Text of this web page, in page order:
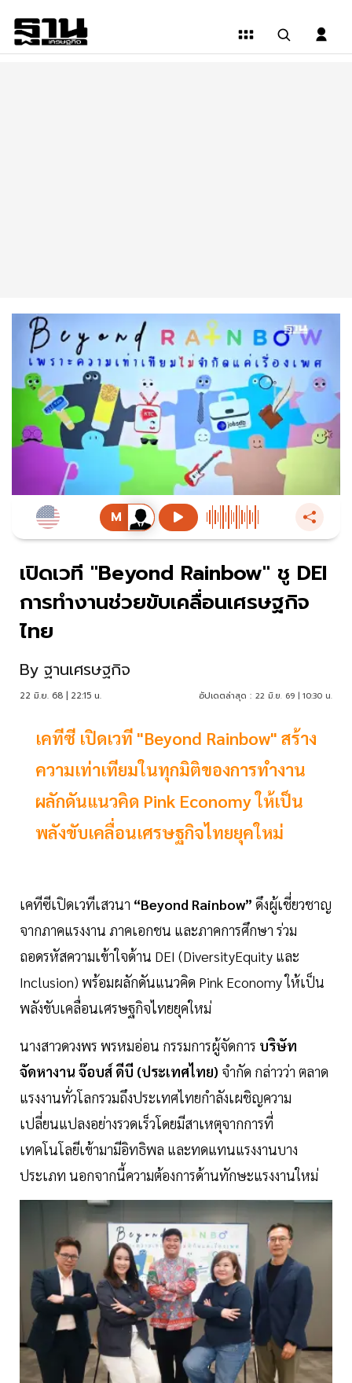
เปิดเวที "Beyond Rainbow" ชู DEI
การทำงานช่วยขับเคลื่อนเศรษฐกิจ
ไทย
By ฐานเศรษฐกิจ
22 มิ.ย. 68 | 22:15 น. อัปเดตล่าสุด : 22 มิ.ย. 69 | 10:30 น.
เคทีซี เปิดเวที "Beyond Rainbow" สร้าง
ความเท่าเทียมในทุกมิติของการทำงาน
ผลักดันแนวคิด Pink Economy ให้เป็น
พลังขับเคลื่อนเศรษฐกิจไทยยุคใหม่
เคทีซีเปิดเวทีเสวนา “Beyond Rainbow” ดึงผู้เชี่ยวชาญ
จากภาคแรงงาน ภาคเอกชน และภาคการศึกษา ร่วม
ถอดรหัสความเข้าใจด้าน DEI (DiversityEquity และ
Inclusion) พร้อมผลักดันแนวคิด Pink Economy ให้เป็น
พลังขับเคลื่อนเศรษฐกิจไทยยุคใหม่
นางสาวดวงพร พรหมอ่อน กรรมการผู้จัดการ บริษัท
จัดหางาน จ๊อบส์ ดีบี (ประเทศไทย) จำกัด กล่าวว่า ตลาด
แรงงานทั่วโลกรวมถึงประเทศไทยกำลังเผชิญความ
เปลี่ยนแปลงอย่างรวดเร็วโดยมีสาเหตุจากการที่
เทคโนโลยีเข้ามามีอิทธิพล และทดแทนแรงงานบาง
ประเภท นอกจากนี้ความต้องการด้านทักษะแรงงานใหม่